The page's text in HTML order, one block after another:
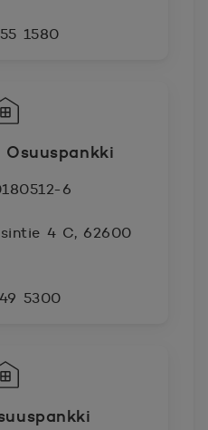
1580
6
4 C, 62600
5300